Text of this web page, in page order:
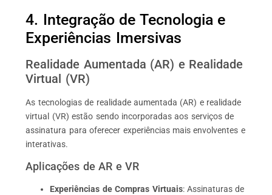
4. Integração de Tecnologia e
Experiências Imersivas
Realidade Aumentada (AR) e Realidade
Virtual (VR)
As tecnologias de realidade aumentada (AR) e realidade
virtual (VR) estão sendo incorporadas aos serviços de
assinatura para oferecer experiências mais envolventes e
interativas.
Aplicações de AR e VR
Experiências de Compras Virtuais: Assinaturas de